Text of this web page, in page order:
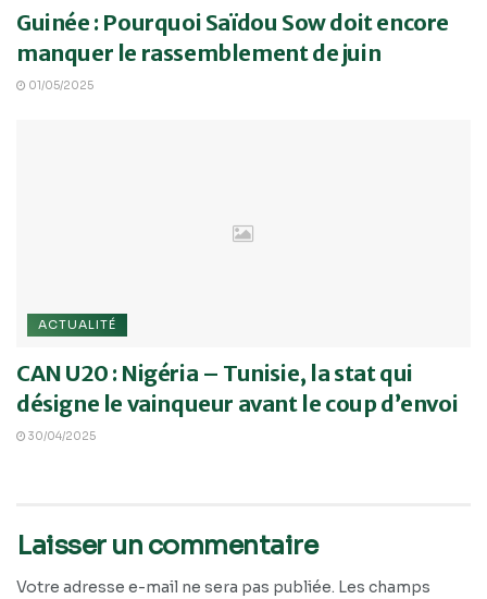
Guinée : Pourquoi Saïdou Sow doit encore
manquer le rassemblement de juin
01/05/2025
ACTUALITÉ
CAN U20 : Nigéria – Tunisie, la stat qui
désigne le vainqueur avant le coup d’envoi
30/04/2025
Laisser un commentaire
Votre adresse e-mail ne sera pas publiée. Les champs